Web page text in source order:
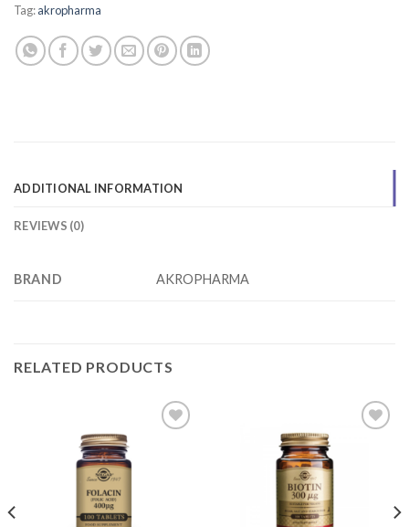
Tag:akropharma
ADDITIONAL INFORMATION
REVIEWS (0)
BRAND AKROPHARMA
RELATED PRODUCTS